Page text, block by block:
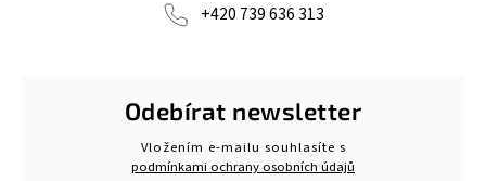
+420 739 636 313
Odebírat newsletter
Vložením e-mailu souhlasíte s
podmínkami ochrany osobních údajů